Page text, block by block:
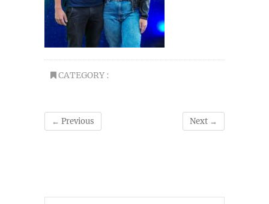
CATEGORY :
← Previous Next →